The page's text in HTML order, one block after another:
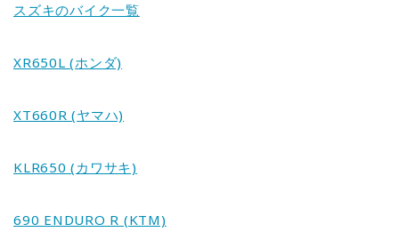
スズキのバイク一覧
XR650L (ホンダ)
XT660R (ヤマハ)
KLR650 (カワサキ)
690 ENDURO R (KTM)